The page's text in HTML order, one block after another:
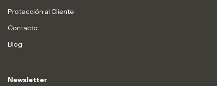
Protección al Cliente
Contacto
Blog
Newsletter